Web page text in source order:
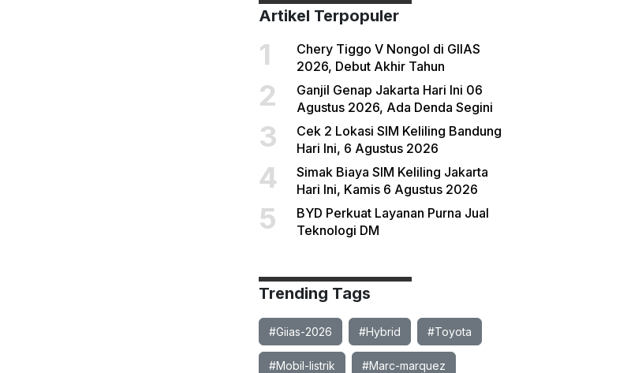
Artikel Terpopuler
1
Chery Tiggo V Nongol di GIIAS
2026, Debut Akhir Tahun
2
Ganjil Genap Jakarta Hari Ini 06
Agustus 2026, Ada Denda Segini
3
Cek 2 Lokasi SIM Keliling Bandung
Hari Ini, 6 Agustus 2026
4
Simak Biaya SIM Keliling Jakarta
Hari Ini, Kamis 6 Agustus 2026
5
BYD Perkuat Layanan Purna Jual
Teknologi DM
Trending Tags
#Giias-2026 #Hybrid #Toyota
#Mobil-listrik #Marc-marquez